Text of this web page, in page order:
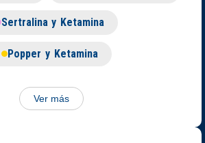
Sertralina y Ketamina
Popper y Ketamina
Ver más